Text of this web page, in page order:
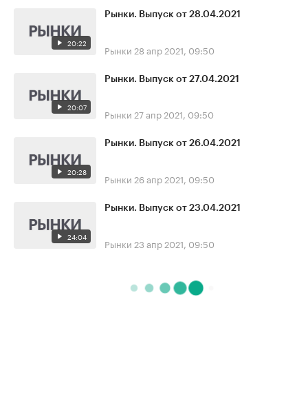
20:22
Рынки. Выпуск от 28.04.2021
Рынки 28 апр 2021, 09:50
20:07
Рынки. Выпуск от 27.04.2021
Рынки 27 апр 2021, 09:50
20:28
Рынки. Выпуск от 26.04.2021
Рынки 26 апр 2021, 09:50
24:04
Рынки. Выпуск от 23.04.2021
Рынки 23 апр 2021, 09:50